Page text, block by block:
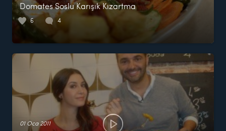
Domates Soslu Karışık Kızartma
6 4
01 Oca 2011